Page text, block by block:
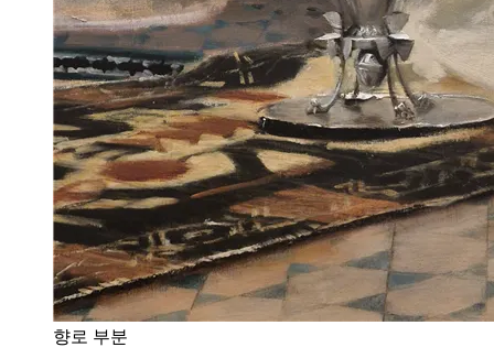
향로 부분